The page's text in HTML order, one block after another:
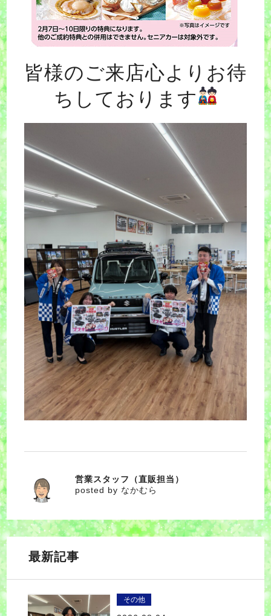
皆様のご来店心よりお待
ちしております
なかむら
営業スタッフ（直販担当）
posted by なかむら
最新記事
その他